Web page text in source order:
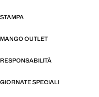
STAMPA
MANGO OUTLET
RESPONSABILITÀ
GIORNATE SPECIALI